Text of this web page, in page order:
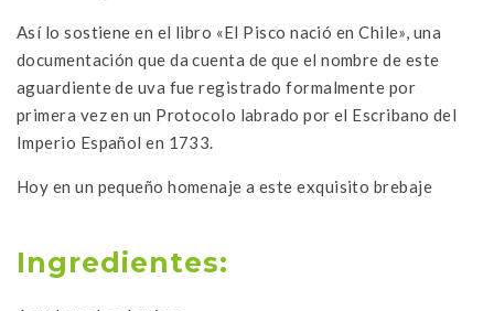
Así lo sostiene en el libro «El Pisco nació en Chile», una
documentación que da cuenta de que el nombre de este
aguardiente de uva fue registrado formalmente por
primera vez en un Protocolo labrado por el Escribano del
Imperio Español en 1733.
Hoy en un pequeño homenaje a este exquisito brebaje
Ingredientes: